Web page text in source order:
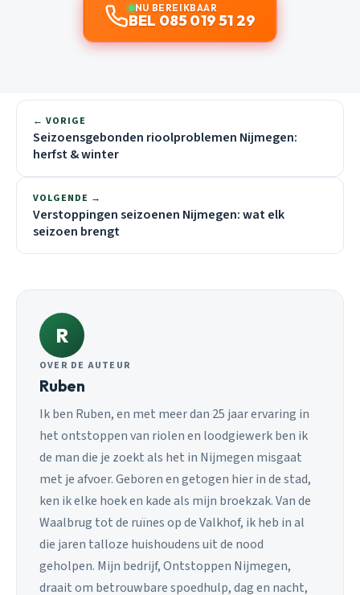
NU BEREIKBAAR
BEL 085 019 51 29
← VORIGE
Seizoensgebonden rioolproblemen Nijmegen:
herfst & winter
VOLGENDE →
Verstoppingen seizoenen Nijmegen: wat elk
seizoen brengt
R
OVER DE AUTEUR
Ruben
Ik ben Ruben, en met meer dan 25 jaar ervaring in
het ontstoppen van riolen en loodgiewerk ben ik
de man die je zoekt als het in Nijmegen misgaat
met je afvoer. Geboren en getogen hier in de stad,
ken ik elke hoek en kade als mijn broekzak. Van de
Waalbrug tot de ruïnes op de Valkhof, ik heb in al
die jaren talloze huishoudens uit de nood
geholpen. Mijn bedrijf, Ontstoppen Nijmegen,
draait om betrouwbare spoedhulp, dag en nacht,